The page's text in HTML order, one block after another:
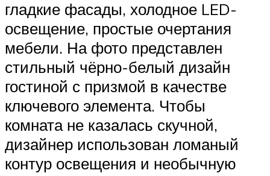
гладкие фасады, холодное LED-
освещение, простые очертания
мебели. На фото представлен
стильный чёрно-белый дизайн
гостиной с призмой в качестве
ключевого элемента. Чтобы
комната не казалась скучной,
дизайнер использован ломаный
контур освещения и необычную